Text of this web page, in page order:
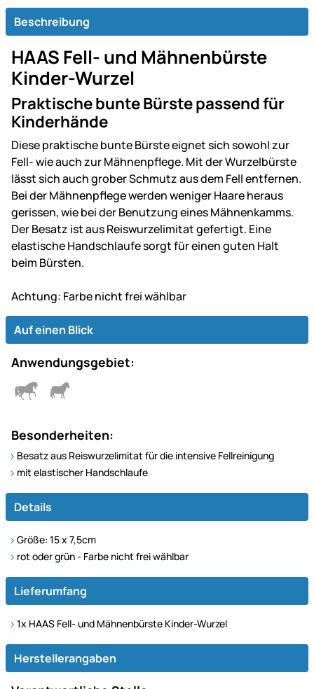
Beschreibung
HAAS Fell- und Mähnenbürste
Kinder-Wurzel
Praktische bunte Bürste passend für
Kinderhände
Diese praktische bunte Bürste eignet sich sowohl zur
Fell- wie auch zur Mähnenpflege. Mit der Wurzelbürste
lässt sich auch grober Schmutz aus dem Fell entfernen.
Bei der Mähnenpflege werden weniger Haare heraus
gerissen, wie bei der Benutzung eines Mähnenkamms.
Der Besatz ist aus Reiswurzelimitat gefertigt. Eine
elastische Handschlaufe sorgt für einen guten Halt
beim Bürsten.
Achtung: Farbe nicht frei wählbar
Auf einen Blick
Anwendungsgebiet:
Besonderheiten:
Besatz aus Reiswurzelimitat für die intensive Fellreinigung
mit elastischer Handschlaufe
Details
Größe: 15 x 7,5cm
rot oder grün - Farbe nicht frei wählbar
Lieferumfang
1x HAAS Fell- und Mähnenbürste Kinder-Wurzel
Herstellerangaben